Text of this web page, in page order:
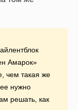
Амарок»
чем такая же
нужно
решать, как